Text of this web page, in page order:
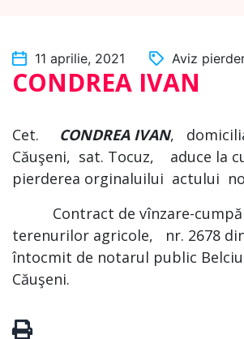
11 aprilie, 2021 Aviz
CONDREA IVAN
Cet. CONDREA IVAN,
Căuşeni, sat. Tocuz, aduce la
pierderea orginaluilui actului
Contract de vînzare-
terenurilor agricole, nr. 2678 din
întocmit de notarul public
Căuşeni.